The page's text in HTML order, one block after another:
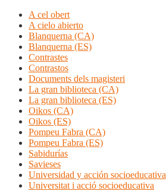
A cel obert
A cielo abierto
Blanquerna (CA)
Blanquerna (ES)
Contrastes
Contrastos
Documents dels magisteri
La gran biblioteca (CA)
La gran biblioteca (ES)
Oikos (CA)
Oikos (ES)
Pompeu Fabra (CA)
Pompeu Fabra (ES)
Sabidurías
Savieses
Universidad y acción socioeducativa
Universitat i acció socioeducativa